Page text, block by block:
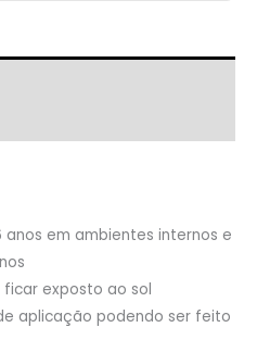
em ambientes internos e
exposto ao sol
aplicação podendo ser feito